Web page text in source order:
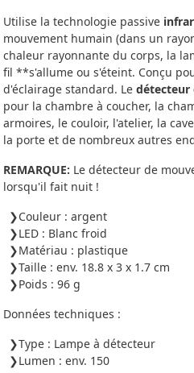
Utilise la technologie passive
mouvement humain (dans un
chaleur rayonnante du corps, la
fil **s'allume ou s'éteint. Conçu
d'éclairage standard. Le détecteur
pour la chambre à coucher, la
armoires, le couloir, l'atelier, la
la porte et de nombreux autres
REMARQUE: Le détecteur de
lorsqu'il fait nuit !
Couleur : argent
LED : Blanc froid
Matériau : plastique
Taille : env. 18.8 x 3 x 1.7 cm
Poids : 96 g
Données techniques :
Type : Lampe à détecteur
Lumen : env. 150